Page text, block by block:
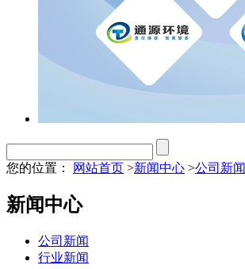
您的位置： 网站首页 >新闻中心 >公司新闻
新闻中心
公司新闻
行业新闻